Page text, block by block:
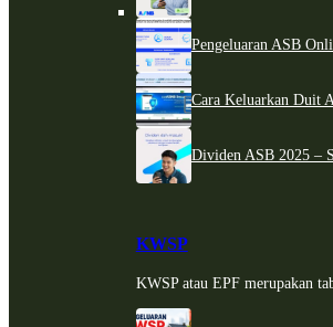
Pengeluaran ASB
Cara Keluarkan Duit
Dividen ASB 2025 –
KWSP
KWSP atau EPF merupakan